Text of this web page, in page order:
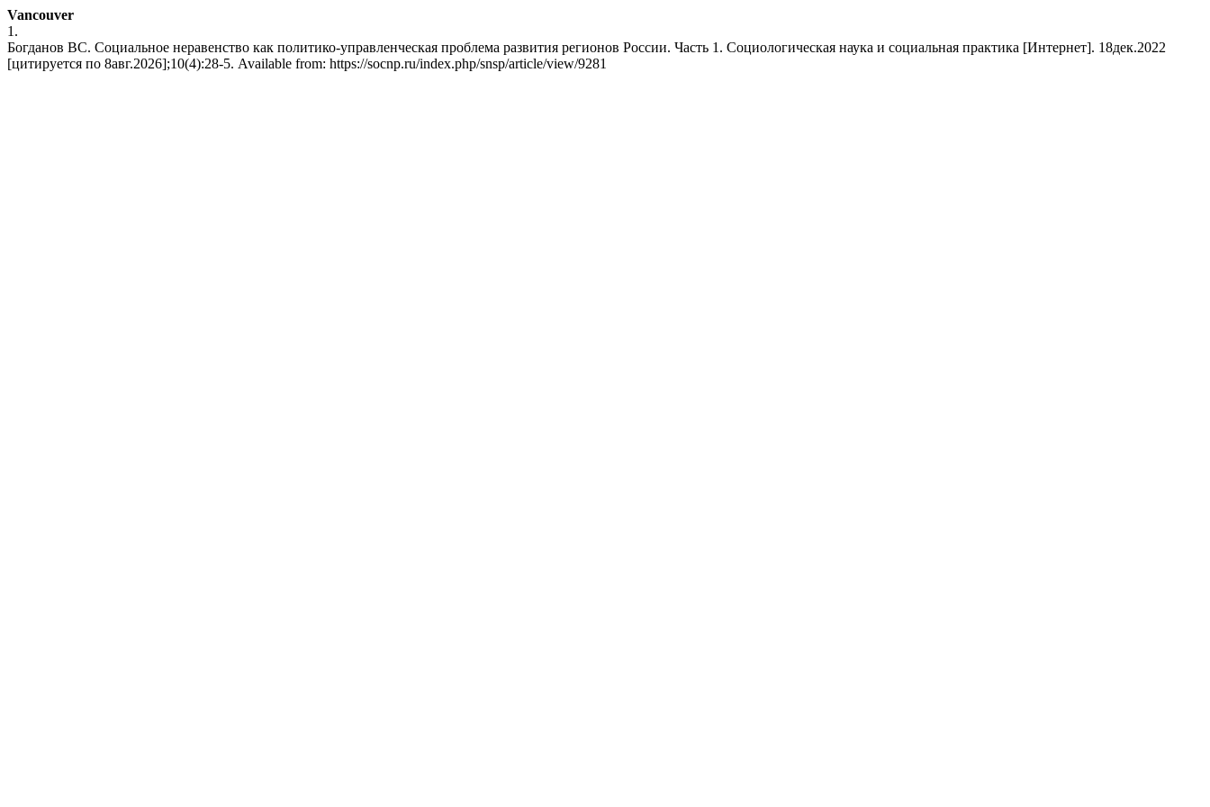
Vancouver
1.
Богданов ВС. Социальное неравенство как политико-управленческая проблема развития регионов России. Часть 1. Социологическая наука и социальная практика [Интернет]. 18дек.2022
[цитируется по 8авг.2026];10(4):28-5. Available from: https://socnp.ru/index.php/snsp/article/view/9281